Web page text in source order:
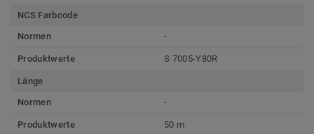
NCS Farbcode
Normen
-
Produktwerte S 7005-Y80R
Länge
Normen
-
Produktwerte 50 m